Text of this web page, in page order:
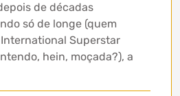
de décadas
só de longe (quem
Superstar
hein, moçada?), a